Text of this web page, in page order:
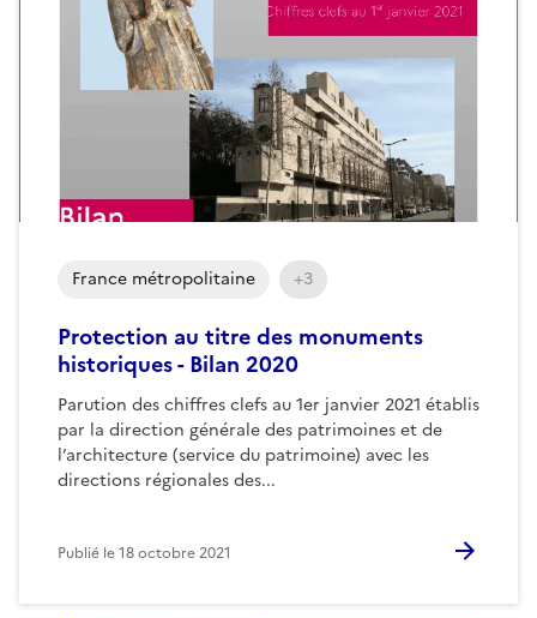
Protection au titre des monuments
historiques - Bilan 2020
Parution des chiffres clefs au 1er janvier 2021 établis
par la direction générale des patrimoines et de
l’architecture (service du patrimoine) avec les
directions régionales des...
France métropolitaine +3
Publié le18 octobre 2021